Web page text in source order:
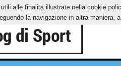
alle finalita illustrate nella cookie
la navigazione in altra maniera,